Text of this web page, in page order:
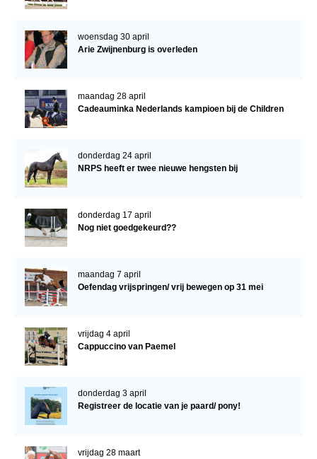
woensdag 30 april
Arie Zwijnenburg is overleden
maandag 28 april
Cadeauminka Nederlands kampioen bij de Children
donderdag 24 april
NRPS heeft er twee nieuwe hengsten bij
donderdag 17 april
Nog niet goedgekeurd??
maandag 7 april
Oefendag vrijspringen/ vrij bewegen op 31 mei
vrijdag 4 april
Cappuccino van Paemel
donderdag 3 april
Registreer de locatie van je paard/ pony!
vrijdag 28 maart